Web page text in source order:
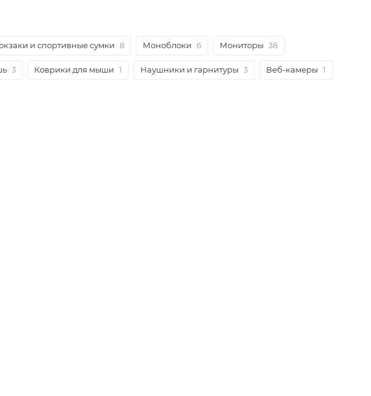
и спортивные сумки 8 Моноблоки 6 Мониторы 38
3 Коврики для мыши 1 Наушники и гарнитуры 3 Веб-камеры 1